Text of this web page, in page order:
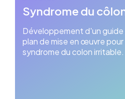
Syndrome du
Développement d'un
plan de mise en œuvre
syndrome du colon irritable.